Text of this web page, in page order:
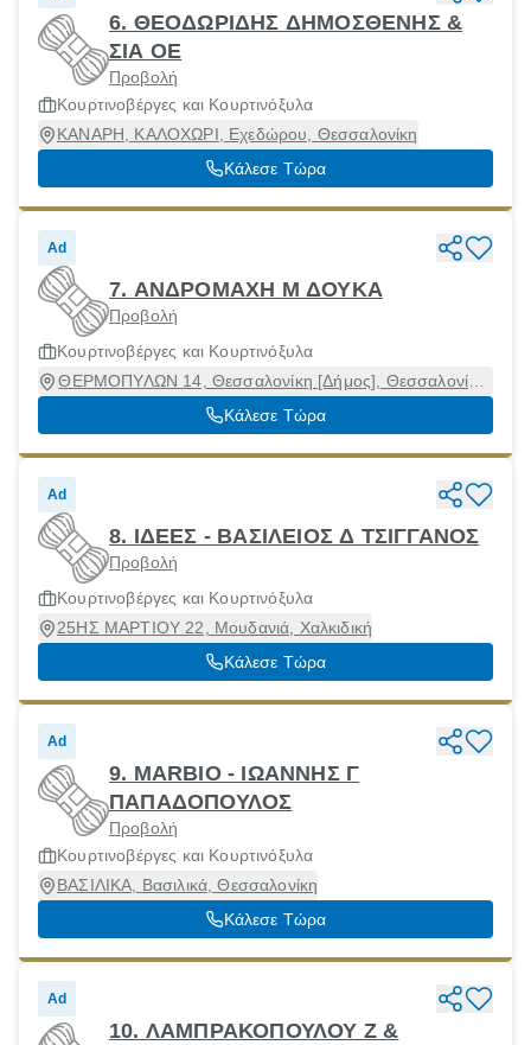
6. ΘΕΟΔΩΡΙΔΗΣ ΔΗΜΟΣΘΕΝΗΣ &
ΣΙΑ ΟΕ
Προβολή
Κουρτινοβέργες και Κουρτινόξυλα
ΚΑΝΑΡΗ, ΚΑΛΟΧΩΡΙ, Εχεδώρου, Θεσσαλονίκη
Κάλεσε Τώρα
Ad
7. ΑΝΔΡΟΜΑΧΗ Μ ΔΟΥΚΑ
Προβολή
Κουρτινοβέργες και Κουρτινόξυλα
ΘΕΡΜΟΠΥΛΩΝ 14, Θεσσαλονίκη [Δήμος], Θεσσαλονίκη,
54248
Κάλεσε Τώρα
Ad
8. ΙΔΕΕΣ - ΒΑΣΙΛΕΙΟΣ Δ ΤΣΙΓΓΑΝΟΣ
Προβολή
Κουρτινοβέργες και Κουρτινόξυλα
25ΗΣ ΜΑΡΤΙΟΥ 22, Μουδανιά, Χαλκιδική
Κάλεσε Τώρα
Ad
9. MARBIO - ΙΩΑΝΝΗΣ Γ
ΠΑΠΑΔΟΠΟΥΛΟΣ
Προβολή
Κουρτινοβέργες και Κουρτινόξυλα
ΒΑΣΙΛΙΚΑ, Βασιλικά, Θεσσαλονίκη
Κάλεσε Τώρα
Ad
10. ΛΑΜΠΡΑΚΟΠΟΥΛΟΥ Ζ &